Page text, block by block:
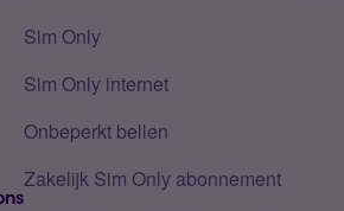
Sim Only
Sim Only internet
Onbeperkt bellen
Zakelijk Sim Only abonnement